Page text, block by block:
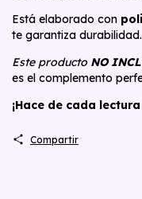
Está elaborado con
te garantiza durabilidad.
Este producto NO
es el complemento
¡Hace de cada
Compartir